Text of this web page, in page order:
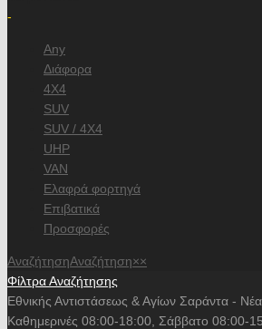
-
Any
Διάφορα
4X4
SUV
SUV / 4X4
UHP
VAN
Ελαφρά φορτηγά
Επιβατικά
Προσφορές
ΑναζήτησηΑναζήτηση××
Φίλτρα Αναζήτησης
Εθνικής Αντιστάσεως & Αγίων Σαράντα -
Καθημερινές 08:00-18:00, Σάββατο 08:00-